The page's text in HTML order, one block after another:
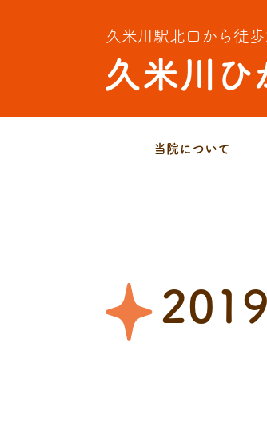
久米川駅北口から徒歩
当院について